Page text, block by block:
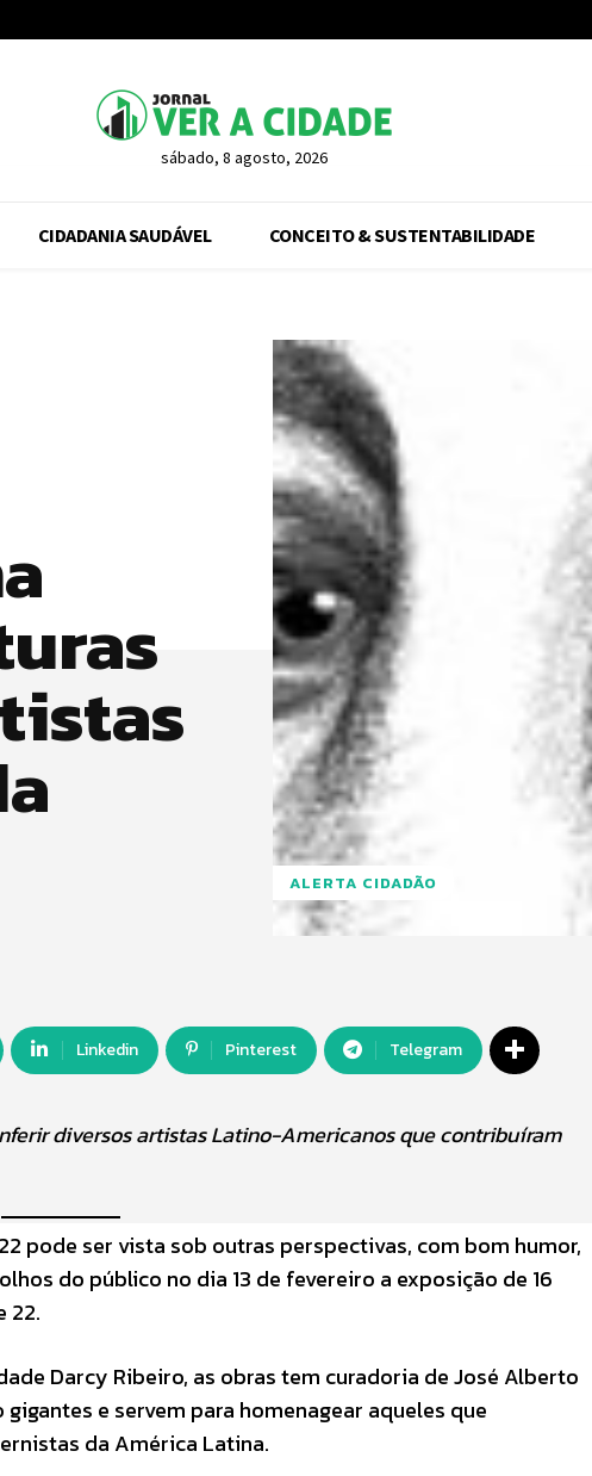
sábado, 8 agosto, 2026
CIDADANIA SAUDÁVEL CONCEITO & SUSTENTABILIDADE
ALERTA CIDADÃO
Linkedin Pinterest Telegram
diversos artistas Latino-Americanos que contribuíram
pode ser vista sob outras perspectivas, com bom humor,
do público no dia 13 de fevereiro a exposição de 16
22.
Darcy Ribeiro, as obras tem curadoria de José Alberto
e servem para homenagear aqueles que
da América Latina.